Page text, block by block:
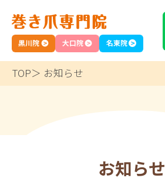
名東院
黒川院 大口院
TOP お知らせ
お知らせ